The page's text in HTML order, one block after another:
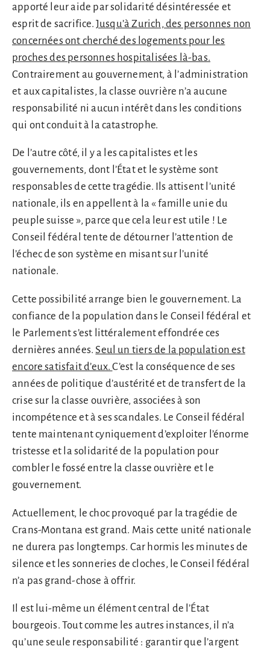
apporté leur aide par solidarité désintéressée et
esprit de sacrifice. Jusqu’à Zurich, des personnes non
concernées ont cherché des logements pour les
proches des personnes hospitalisées là-bas.
Contrairement au gouvernement, à l’administration
et aux capitalistes, la classe ouvrière n’a aucune
responsabilité ni aucun intérêt dans les conditions
qui ont conduit à la catastrophe.
De l’autre côté, il y a les capitalistes et les
gouvernements, dont l’État et le système sont
responsables de cette tragédie. Ils attisent l’unité
nationale, ils en appellent à la « famille unie du
peuple suisse », parce que cela leur est utile ! Le
Conseil fédéral tente de détourner l’attention de
l’échec de son système en misant sur l’unité
nationale.
Cette possibilité arrange bien le gouvernement. La
confiance de la population dans le Conseil fédéral et
le Parlement s’est littéralement effondrée ces
dernières années.Seul un tiers de la population est
encore satisfait d’eux.C’est la conséquence de ses
années de politique d’austérité et de transfert de la
crise sur la classe ouvrière, associées à son
incompétence et à ses scandales. Le Conseil fédéral
tente maintenant cyniquement d’exploiter l’énorme
tristesse et la solidarité de la population pour
combler le fossé entre la classe ouvrière et le
gouvernement.
Actuellement, le choc provoqué par la tragédie de
Crans-Montana est grand. Mais cette unité nationale
ne durera pas longtemps. Car hormis les minutes de
silence et les sonneries de cloches, le Conseil fédéral
n’a pas grand-chose à offrir.
Il est lui-même un élément central de l’État
bourgeois. Tout comme les autres instances, il n’a
qu’une seule responsabilité : garantir que l’argent